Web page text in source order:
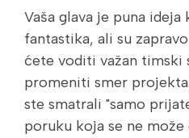
Vaša glava je puna
fantastika, ali su
ćete voditi važan timski
promeniti smer
ste smatrali "samo
poruku koja se ne